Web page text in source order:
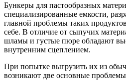
Бункеры для пастообразных
специализированные емкости,
главной проблемы таких
себе. В отличие от сыпучих
шламы и густые пюре обладают
внутренним сцеплением.
При попытке выгрузить их из
возникают две основные